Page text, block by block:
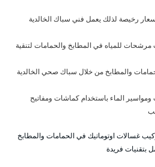
رخيصة لذلك يعمل فني سباك الخالدية
للمياه في المطابخ والحمامات لتنقية
والمطابخ من خلال سباك صحي الخالدية
الماء باستخدام كماشات ومفاتيح
غسالات اوتوماتيك في الحمامات والمطابخ
بتقنيات فريدة